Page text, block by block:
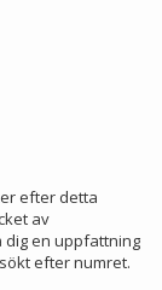
efter detta
av
en uppfattning
efter numret.